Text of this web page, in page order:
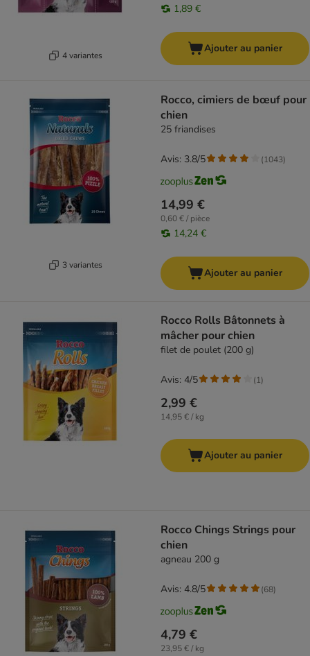
4 variantes
1,89 €
Ajouter au panier
3 variantes
Rocco, cimiers de bœuf pour
chien
25 friandises
14,99 €
0,60 € / pièce
14,24 €
Avis: 3.8/5 (1043)
Ajouter au panier
Rocco Rolls Bâtonnets à
mâcher pour chien
filet de poulet (200 g)
2,99 €
14,95 € / kg
Avis: 4/5 (1)
Ajouter au panier
Rocco Chings Strings pour
chien
agneau 200 g
4,79 €
23,95 € / kg
Avis: 4.8/5 (68)